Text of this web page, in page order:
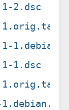
2.dsc
1.dsc